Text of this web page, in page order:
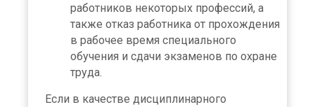
работников некоторых профессий, а
также отказ работника от прохождения
в рабочее время специального
обучения и сдачи экзаменов по охране
труда.
Если в качестве дисциплинарного